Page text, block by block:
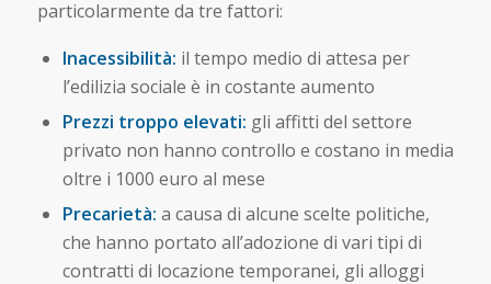
particolarmente da tre fattori:
Inacessibilità: il tempo medio di attesa per
l’edilizia sociale è in costante aumento
Prezzi troppo elevati: gli affitti del settore
privato non hanno controllo e costano in media
oltre i 1000 euro al mese
Precarietà: a causa di alcune scelte politiche,
che hanno portato all’adozione di vari tipi di
contratti di locazione temporanei, gli alloggi